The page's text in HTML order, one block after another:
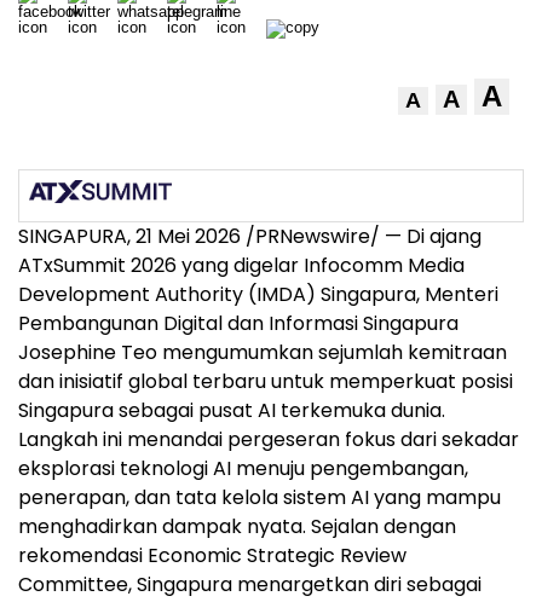
A A A
SINGAPURA, 21 Mei 2026 /PRNewswire/ — Di ajang
ATxSummit 2026 yang digelar Infocomm Media
Development Authority (IMDA) Singapura, Menteri
Pembangunan Digital dan Informasi Singapura
Josephine Teo mengumumkan sejumlah kemitraan
dan inisiatif global terbaru untuk memperkuat posisi
Singapura sebagai pusat AI terkemuka dunia.
Langkah ini menandai pergeseran fokus dari sekadar
eksplorasi teknologi AI menuju pengembangan,
penerapan, dan tata kelola sistem AI yang mampu
menghadirkan dampak nyata. Sejalan dengan
rekomendasi Economic Strategic Review
Committee, Singapura menargetkan diri sebagai